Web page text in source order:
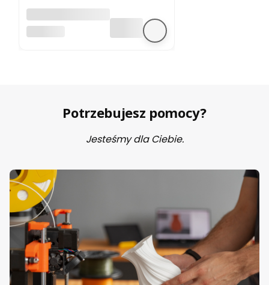
silnika krokowego
Potrzebujesz pomocy?
Jesteśmy dla Ciebie.